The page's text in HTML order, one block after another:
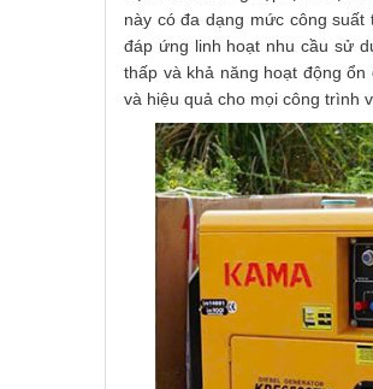
này có đa dạng mức công suất
đáp ứng linh hoạt nhu cầu sử
thấp và khả năng hoạt động
và hiệu quả cho mọi công trình